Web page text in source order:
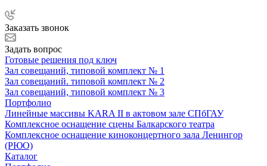
Заказать звонок
Задать вопрос
Готовые решения под ключ
Зал совещаний, типовой комплект № 1
Зал совещаний. типовой комплект № 2
Зал совещаний, типовой комплект № 3
Портфолио
Линейные массивы KARA II в актовом зале СПбГАУ
Комплексное оснащение сцены Балкарского театра
Комплексное оснащение киноконцертного зала Ленингор
(РЮО)
Каталог